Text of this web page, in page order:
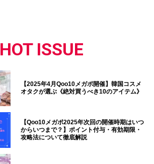
HOT ISSUE
【2025年4月Qoo10メガポ開催】韓国コスメ
オタクが選ぶ《絶対買うべき10のアイテム》
【Qoo10メガポ2025年次回の開催時期はいつ
からいつまで？】ポイント付与・有効期限・
攻略法について徹底解説